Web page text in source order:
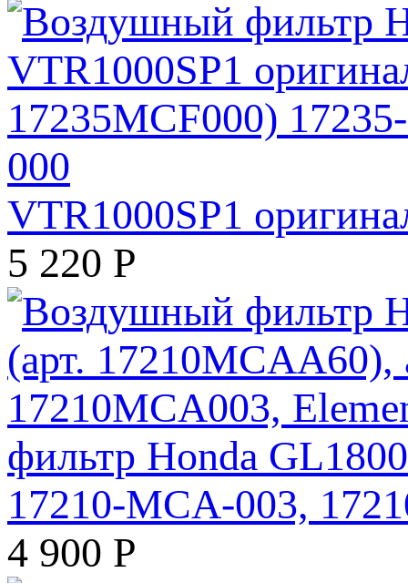
VTR1000SP1
5 220 Р
фильтр Honda
17210-MCA-003,
4 900 Р